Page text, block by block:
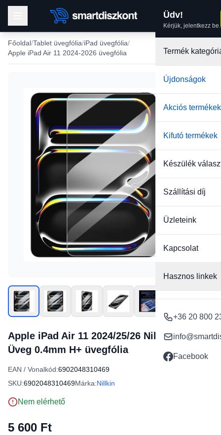
Üdv!
Kérjük, jelentkezz be.
Termék
Újdonságok
Akciós termékek
Kifutó termékek
Készülék
Szállítási díj
Üzleteink
Kapcsolat
Hasznos linkek
+36 20 800
Facebook
Főoldal Tablet üvegfólia iPad üvegfólia
Apple iPad Air 11 2024-2026 üvegfólia
Apple iPad Air 11 2024/25/26 Nillkin Edzett
Üveg 0.4mm H+ üvegfólia
EAN / Vonalkód:6902048310469
SKU:6902048310469Márka:Nillkin
Nem elérhető
5 600 Ft